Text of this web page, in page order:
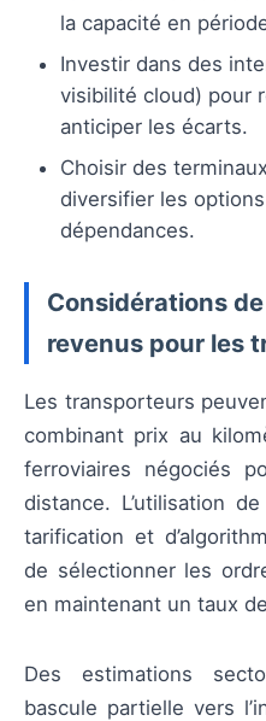
la capacité en
Investir dans des
visibilité cloud) pour
anticiper les écarts.
Choisir des
diversifier les
dépendances.
Considérations
revenus pour les
Les transporteurs
combinant prix au
ferroviaires négociés
distance. L’utilisation
tarification et
de sélectionner les
en maintenant un taux
Des estimations
bascule partielle vers